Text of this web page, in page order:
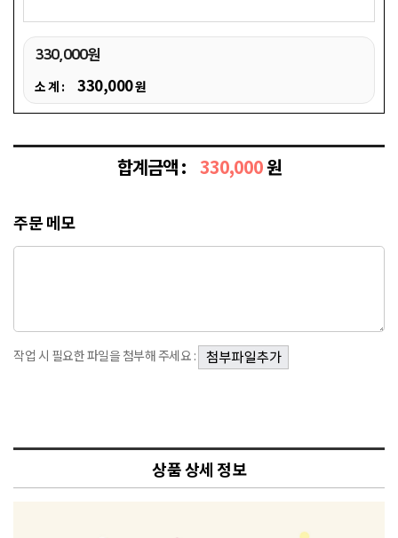
330,000원
소 계 : 330,000원
합계금액 : 330,000원
주문 메모
작업 시 필요한 파일을 첨부해 주세요 :
상품 상세 정보